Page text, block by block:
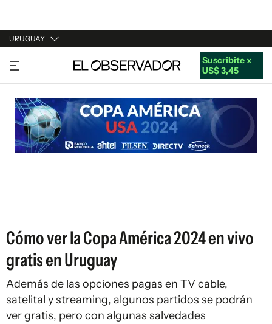
URUGUAY
URUGUAY
ARGENTINA
ESPAÑA
ESTADOS UNIDOS
Suscribite x
US$ 3,45
Cómo ver la Copa América 2024 en vivo
gratis en Uruguay
Además de las opciones pagas en TV cable,
satelital y streaming, algunos partidos se podrán
ver gratis, pero con algunas salvedades